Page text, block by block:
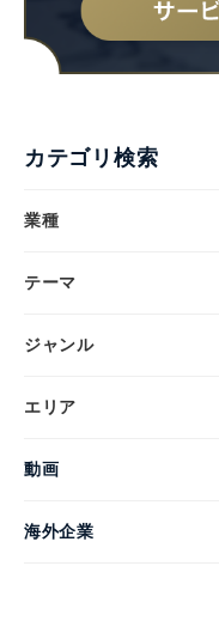
カテゴリ検索
業種
テーマ
ジャンル
エリア
動画
海外企業